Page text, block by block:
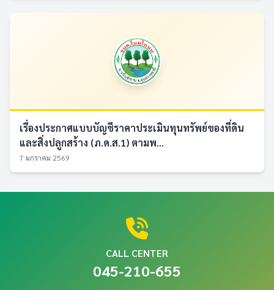
เรื่องประกาศแบบบัญชีราคาประเมินทุนทรัพย์ของที่ดิน
และสิ่งปลูกสร้าง (ภ.ด.ส.1) ตามพ...
7 มกราคม 2569
CALL CENTER
045-210-655